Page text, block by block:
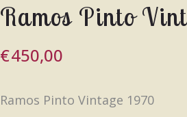
Ramos Pinto
€450,00
Ramos Pinto Vintage 1970